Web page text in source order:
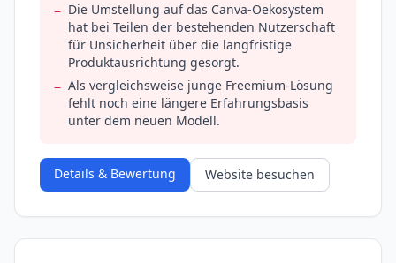
− Die Umstellung auf das Canva-Oekosystem
hat bei Teilen der bestehenden Nutzerschaft
für Unsicherheit über die langfristige
Produktausrichtung gesorgt.
− Als vergleichsweise junge Freemium-Lösung
fehlt noch eine längere Erfahrungsbasis
unter dem neuen Modell.
Details & Bewertung Website besuchen